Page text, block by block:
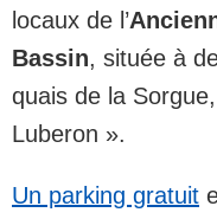
locaux de l’
Bassin, située à
quais de la
Luberon ».
Un parking gratuit